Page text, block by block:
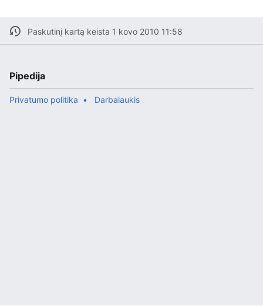
Paskutinį kartą keista 1 kovo 2010 11:58
Pipedija
Privatumo politika Darbalaukis